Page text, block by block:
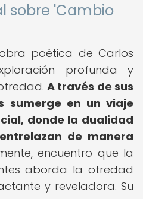
sobre 'Cambio
poética de Carlos
profunda y
A través de sus
sumerge en un viaje
donde la dualidad
de manera
encuentro que la
aborda la otredad
y reveladora. Su